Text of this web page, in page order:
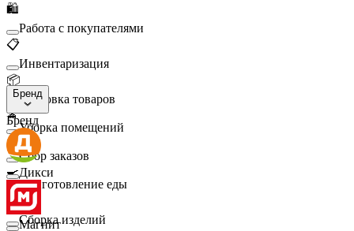
🛍️
Работа с покупателями
📋
Инвентаризация
📦
Упаковка товаров
🧹
Уборка помещений
🛒
Сбор заказов
🍳
Приготовление еды
🛠️
Сборка изделий
Бренд
Бренд
Дикси
Магнит